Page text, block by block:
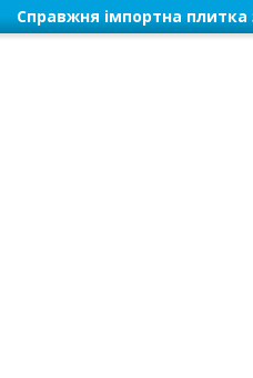
Справжня імпортна плитка